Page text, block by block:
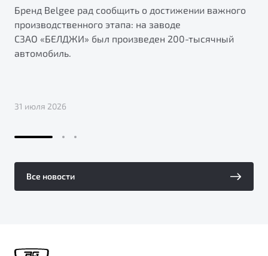
Бренд Belgee рад сообщить о достижении важного
производственного этапа: на заводе
СЗАО «БЕЛДЖИ» был произведен 200-тысячный
автомобиль.
31 июля 2026
Все новости